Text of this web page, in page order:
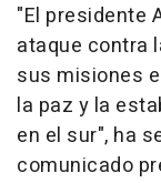
"El presidente
ataque contra
sus misiones
la paz y la
en el sur", ha
comunicado